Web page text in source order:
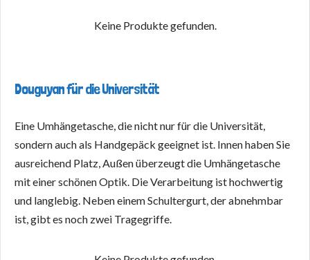
Keine Produkte gefunden.
Douguyan für die Universität
Eine Umhängetasche, die nicht nur für die Universität,
sondern auch als Handgepäck geeignet ist. Innen haben Sie
ausreichend Platz, Außen überzeugt die Umhängetasche
mit einer schönen Optik. Die Verarbeitung ist hochwertig
und langlebig. Neben einem Schultergurt, der abnehmbar
ist, gibt es noch zwei Tragegriffe.